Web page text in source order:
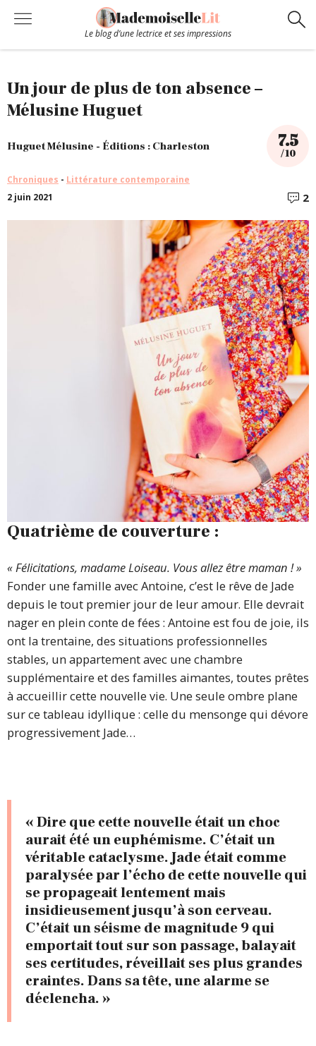
Le blog d’une lectrice et ses impressions
Coups de coeur
Contact
Un jour de plus de ton absence –
Mélusine Huguet
Huguet Mélusine - Éditions : Charleston 7.5
/ 10
Chroniques - Littérature contemporaine
2 juin 2021
2
Quatrième de couverture :
« Félicitations, madame Loiseau. Vous allez être maman ! »
Fonder une famille avec Antoine, c’est le rêve de Jade
depuis le tout premier jour de leur amour. Elle devrait
nager en plein conte de fées : Antoine est fou de joie, ils
ont la trentaine, des situations professionnelles
stables, un appartement avec une chambre
supplémentaire et des familles aimantes, toutes prêtes
à accueillir cette nouvelle vie. Une seule ombre plane
sur ce tableau idyllique : celle du mensonge qui dévore
progressivement Jade…
« Dire que cette nouvelle était un choc
aurait été un euphémisme. C’était un
véritable cataclysme. Jade était comme
paralysée par l’écho de cette nouvelle qui
se propageait lentement mais
insidieusement jusqu’à son cerveau.
C’était un séisme de magnitude 9 qui
emportait tout sur son passage, balayait
ses certitudes, réveillait ses plus grandes
craintes. Dans sa tête, une alarme se
déclencha. »